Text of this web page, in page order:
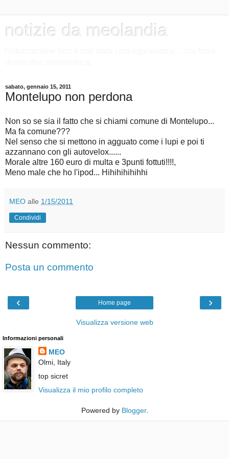
notizie da meolandia
sabato, gennaio 15, 2011
Montelupo non perdona
Non so se sia il fatto che si chiami comune di Montelupo...
Ma fa comune???
Nel senso che si mettono in agguato come i lupi e poi ti
azzannano con gli autovelox......
Morale altre 160 euro di multa e 3punti fottuti!!!!,
Meno male che ho l'ipod... Hihihihihihhi
MEO alle 1/15/2011
Condividi
Nessun commento:
Posta un commento
‹ ›
Home page
Visualizza versione web
Informazioni personali
MEO
Olmi, Italy
top sicret
Visualizza il mio profilo completo
Powered by Blogger.